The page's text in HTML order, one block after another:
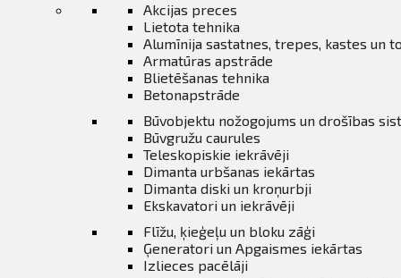
daļu pasūtīšana
Akcijas preces
Lietota tehnika
Alumīnija sastatnes, trepes, kastes un
Armatūras apstrāde
Blietēšanas tehnika
Betonapstrāde
Būvobjektu nožogojums un drošības
Būvgružu caurules
Teleskopiskie iekrāvēji
Dimanta urbšanas iekārtas
Dimanta diski un kroņurbji
Ekskavatori un iekrāvēji
Flīžu, ķieģeļu un bloku zāģi
Ģeneratori un Apgaismes iekārtas
Izlieces pacēlāji